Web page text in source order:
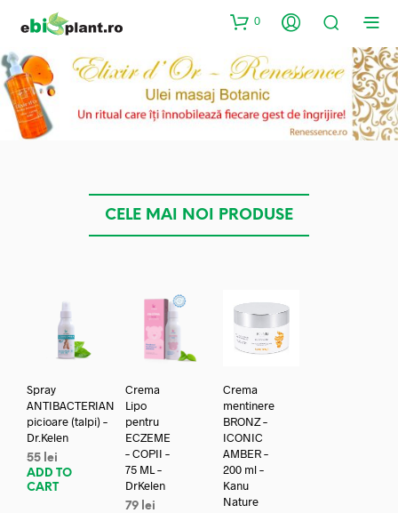
0
CELE MAI NOI PRODUSE
Spray
ANTIBACTERIAN
picioare (talpi) –
Dr.Kelen
55 lei
ADD TO
CART
Crema
Lipo
pentru
ECZEME
– COPII –
75 ML –
DrKelen
79 lei
Crema
mentinere
BRONZ –
ICONIC
AMBER –
200 ml –
Kanu
Nature